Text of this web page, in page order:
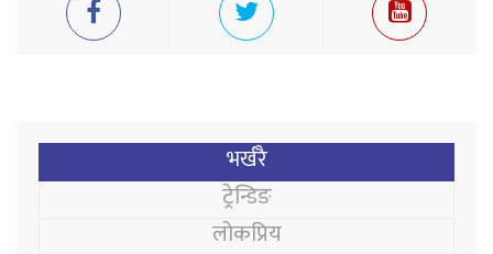
भर्खरै
ट्रेन्डिङ
लोकप्रिय